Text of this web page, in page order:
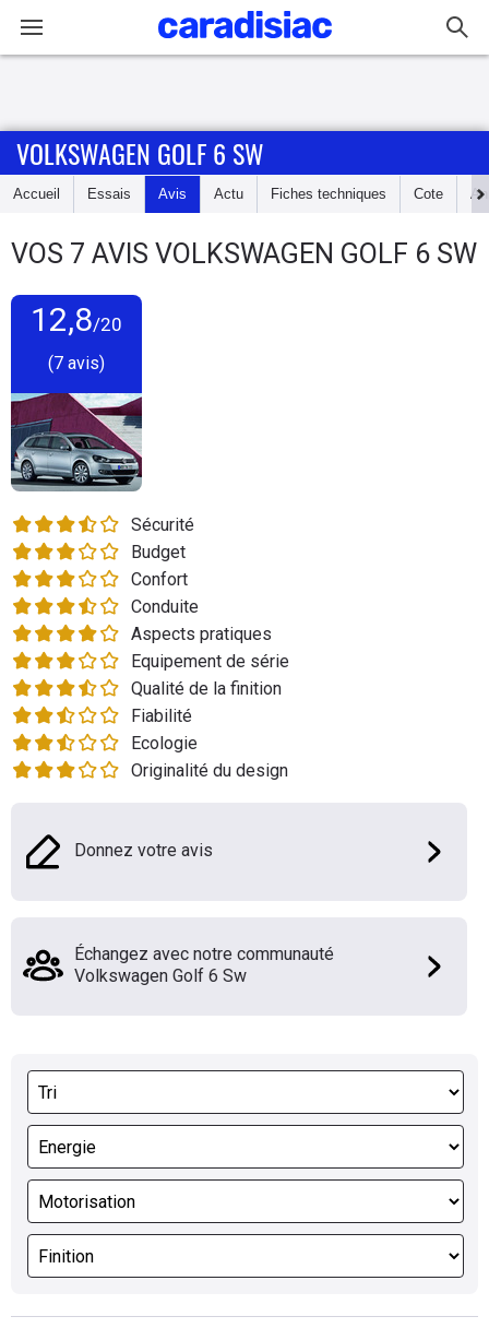
Accueil
Essais
Guide
Electriques
Utilitaires
Flottes
Auto
Services
Forum
Moto
Marques
VOLKSWAGEN GOLF 6 SW
Accueil Essais Avis Actu Fiches techniques Cote
VOS 7 AVIS VOLKSWAGEN GOLF 6 SW
12,8/20
(7 avis)
Sécurité
Budget
Confort
Conduite
Aspects pratiques
Equipement de série
Qualité de la finition
Fiabilité
Ecologie
Originalité du design
Donnez votre avis
Échangez avec notre communauté
Volkswagen Golf 6 Sw